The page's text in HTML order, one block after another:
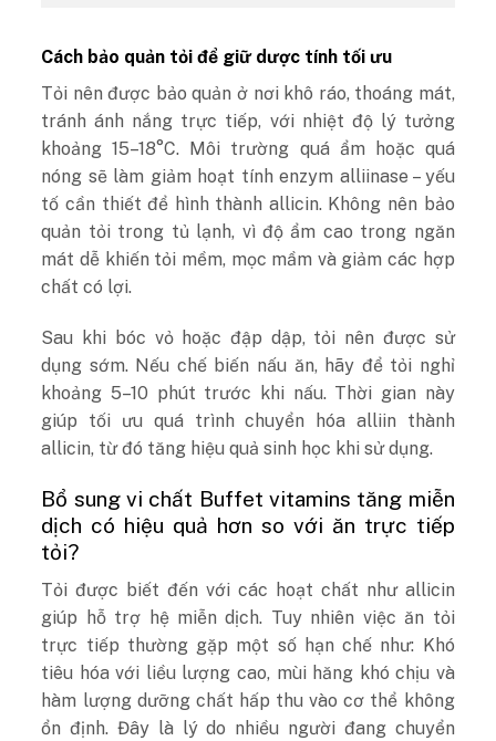
Cách bảo quản tỏi để giữ dược tính tối ưu
Tỏi nên được bảo quản ở nơi khô ráo, thoáng mát,
tránh ánh nắng trực tiếp, với nhiệt độ lý tưởng
khoảng 15–18°C. Môi trường quá ẩm hoặc quá
nóng sẽ làm giảm hoạt tính enzym alliinase – yếu
tố cần thiết để hình thành allicin. Không nên bảo
quản tỏi trong tủ lạnh, vì độ ẩm cao trong ngăn
mát dễ khiến tỏi mềm, mọc mầm và giảm các hợp
chất có lợi.
Sau khi bóc vỏ hoặc đập dập, tỏi nên được sử
dụng sớm. Nếu chế biến nấu ăn, hãy để tỏi nghỉ
khoảng 5–10 phút trước khi nấu. Thời gian này
giúp tối ưu quá trình chuyển hóa alliin thành
allicin, từ đó tăng hiệu quả sinh học khi sử dụng.
Bổ sung vi chất Buffet vitamins tăng miễn
dịch có hiệu quả hơn so với ăn trực tiếp
tỏi?
Tỏi được biết đến với các hoạt chất như allicin
giúp hỗ trợ hệ miễn dịch. Tuy nhiên việc ăn tỏi
trực tiếp thường gặp một số hạn chế như: Khó
tiêu hóa với liều lượng cao, mùi hăng khó chịu và
hàm lượng dưỡng chất hấp thu vào cơ thể không
ổn định. Đây là lý do nhiều người đang chuyển